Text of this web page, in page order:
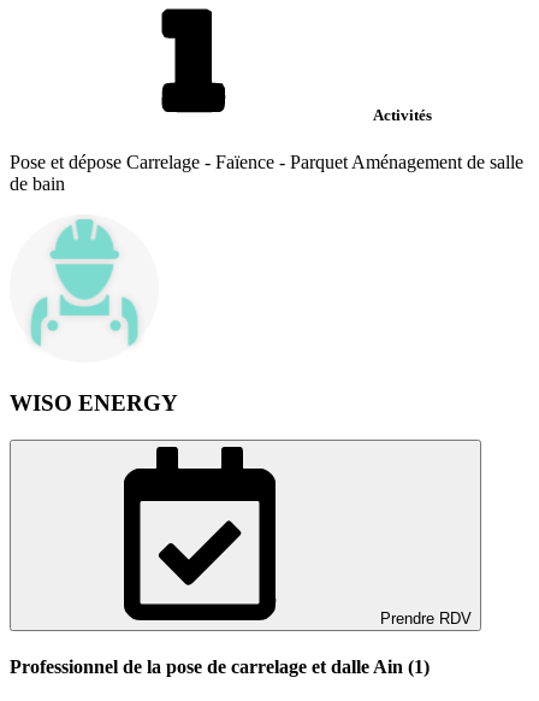
Activités
Pose et dépose Carrelage - Faïence - Parquet Aménagement de salle
de bain
WISO ENERGY
Prendre RDV
Professionnel de la pose de carrelage et dalle Ain (1)